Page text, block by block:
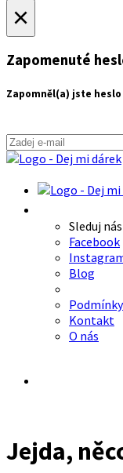
×
Zapomenuté
Zapomněl(a) jste
Sleduj nás
Facebook
Blog
Kontakt
O nás
Jejda,